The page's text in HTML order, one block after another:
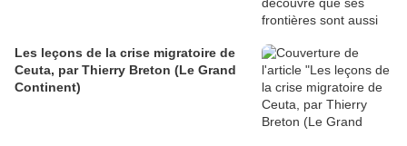
Les leçons de la crise migratoire de
Ceuta, par Thierry Breton (Le Grand
Continent)